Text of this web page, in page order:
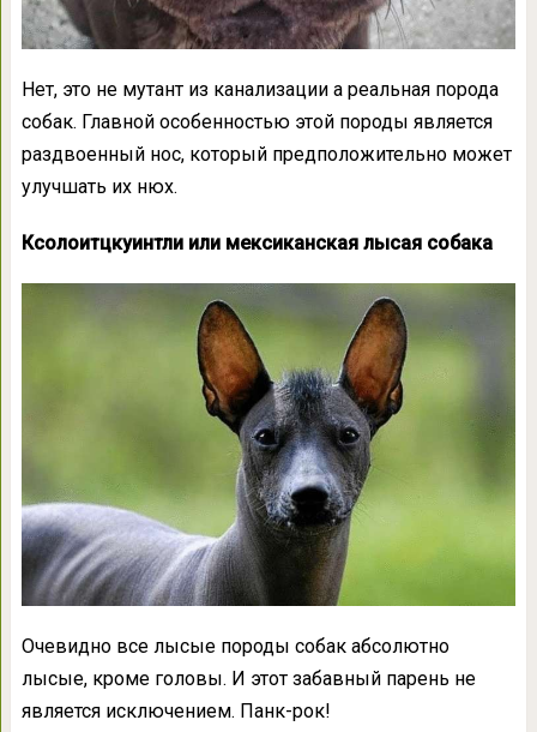
Нет, это не мутант из канализации а реальная порода
собак. Главной особенностью этой породы является
раздвоенный нос, который предположительно может
улучшать их нюх.
Ксолоитцкуинтли или мексиканская лысая собака
Очевидно все лысые породы собак абсолютно
лысые, кроме головы. И этот забавный парень не
является исключением. Панк-рок!